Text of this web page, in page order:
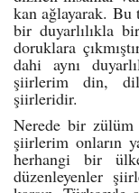
kan ağlayarak. Bu
bir duyarlılıkla
doruklara
dahi aynı
şiirlerim din, dil,
şiirleridir.
Nerede bir zülüm
şiirlerim onların
herhangi bir
düzenleyenler